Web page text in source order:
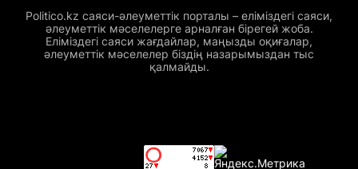
Politico.kz саяси-әлеуметтік порталы – еліміздегі саяси,
әлеуметтік мәселелерге арналған бірегей жоба.
Еліміздегі саяси жағдайлар, маңызды оқиғалар,
әлеуметтік мәселелер біздің назарымыздан тыс
қалмайды.